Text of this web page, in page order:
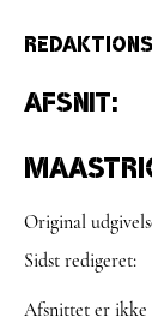
Afsnit:
Original
Sidst redigeret:
Afsnittet er ikke